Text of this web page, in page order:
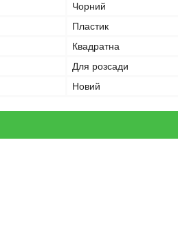
Чорний
Пластик
Квадратна
Для розсади
Новий